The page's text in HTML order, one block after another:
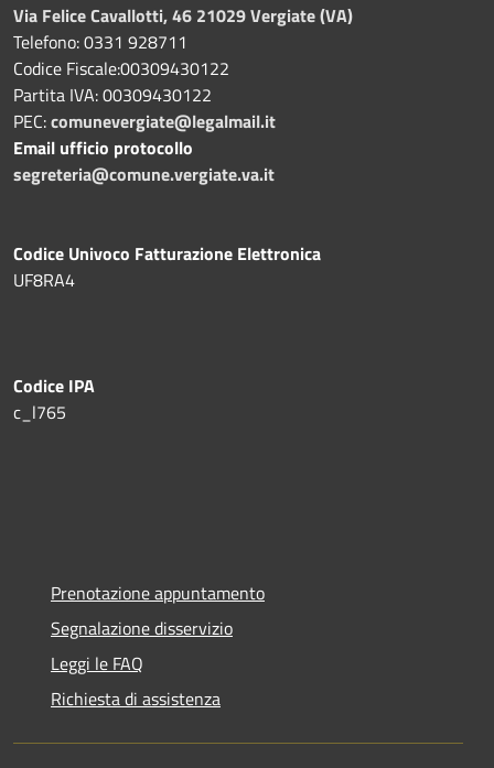
Via Felice Cavallotti, 46 21029 Vergiate (VA)
Telefono: 0331 928711
Codice Fiscale:00309430122
Partita IVA: 00309430122
PEC:comunevergiate@legalmail.it
Email ufficio protocollo
segreteria@comune.vergiate.va.it
Codice Univoco Fatturazione Elettronica
UF8RA4
Codice IPA
c_l765
Prenotazione appuntamento
Segnalazione disservizio
Leggi le FAQ
Richiesta di assistenza